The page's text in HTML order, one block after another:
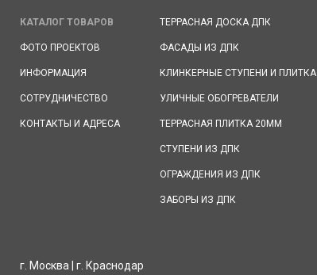
КАТАЛОГ ТОВАРОВ
ФОТО ПРОЕКТОВ
ИНФОРМАЦИЯ
СОТРУДНИЧЕСТВО
КОНТАКТЫ И АДРЕСА
ТЕРРАСНАЯ ДОСКА ДПК
ФАСАДЫ ИЗ ДПК
КЛИНКЕРНЫЕ СТУПЕНИ И ПЛИТКА
УЛИЧНЫЕ ОБОГРЕВАТЕЛИ
ТЕРРАСНАЯ ПЛИТКА 20ММ
СТУПЕНИ ИЗ ДПК
ОГРАЖДЕНИЯ ИЗ ДПК
ЗАБОРЫ ИЗ ДПК
г. Москва | г. Краснодар